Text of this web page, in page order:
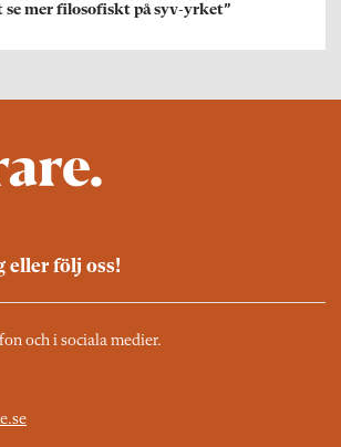
se mer filosofiskt på syv-yrket”
eller följ oss!
och i sociala medier.